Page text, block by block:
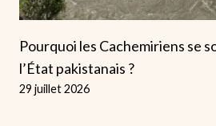
Pourquoi les Cachemiriens se
l’État pakistanais ?
29 juillet 2026